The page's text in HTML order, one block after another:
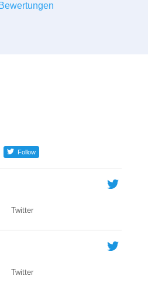
Follow
Twitter
Twitter